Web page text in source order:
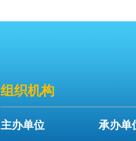
组织机构
主办单位 承办单